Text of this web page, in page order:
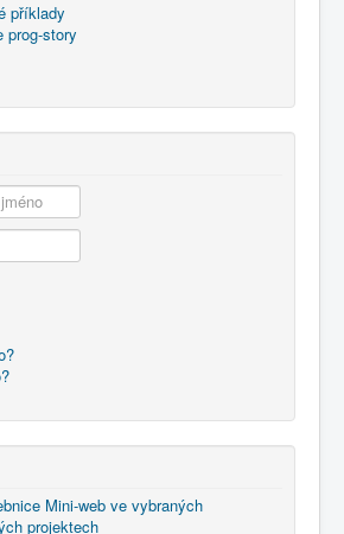
příklady
prog-story
Mini-web ve vybraných
projektech